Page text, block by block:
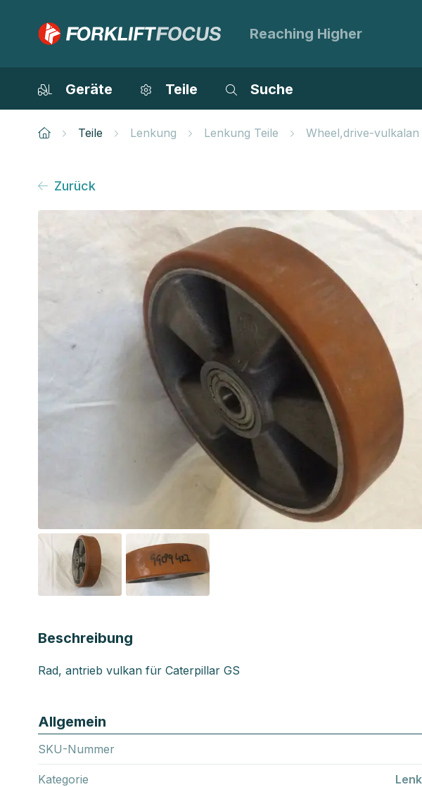
Reaching Higher
Geräte Teile Suche
Teile Lenkung Lenkung Teile Wheel,drive-
Zurück
Beschreibung
Rad, antrieb vulkan für Caterpillar GS
Allgemein
SKU-Nummer
Kategorie